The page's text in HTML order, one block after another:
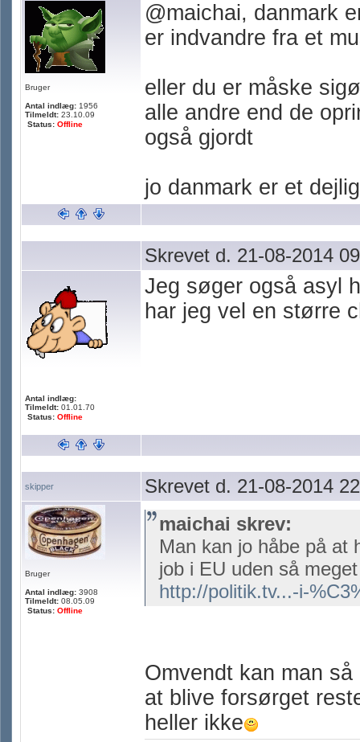
Bruger
Antal indlæg: 1956
Tilmeldt: 23.10.09
Status: Offline
@maichai, danmark
er indvandre fra et
eller du er måske
alle andre end de
også gjordt
jo danmark er et
Skrevet d. 21-08-2014
Antal indlæg:
Tilmeldt: 01.01.70
Status: Offline
Jeg søger også asyl
har jeg vel en større
skipper Skrevet d. 21-08-2014
Bruger
Antal indlæg: 3908
Tilmeldt: 08.05.09
Status: Offline
maichai skrev:
Man kan jo håbe på at
job i EU uden så
http://politik.tv...-i-
Omvendt kan man
at blive forsørget
heller ikke